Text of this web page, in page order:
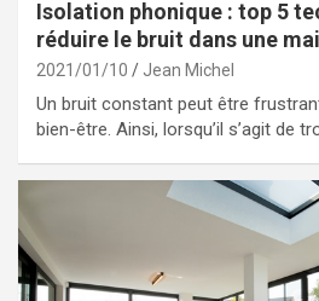
Isolation phonique : top 5
réduire le bruit dans une
2021/01/10 Jean Michel
Un bruit constant peut être
bien-être. Ainsi, lorsqu’il s’agit de